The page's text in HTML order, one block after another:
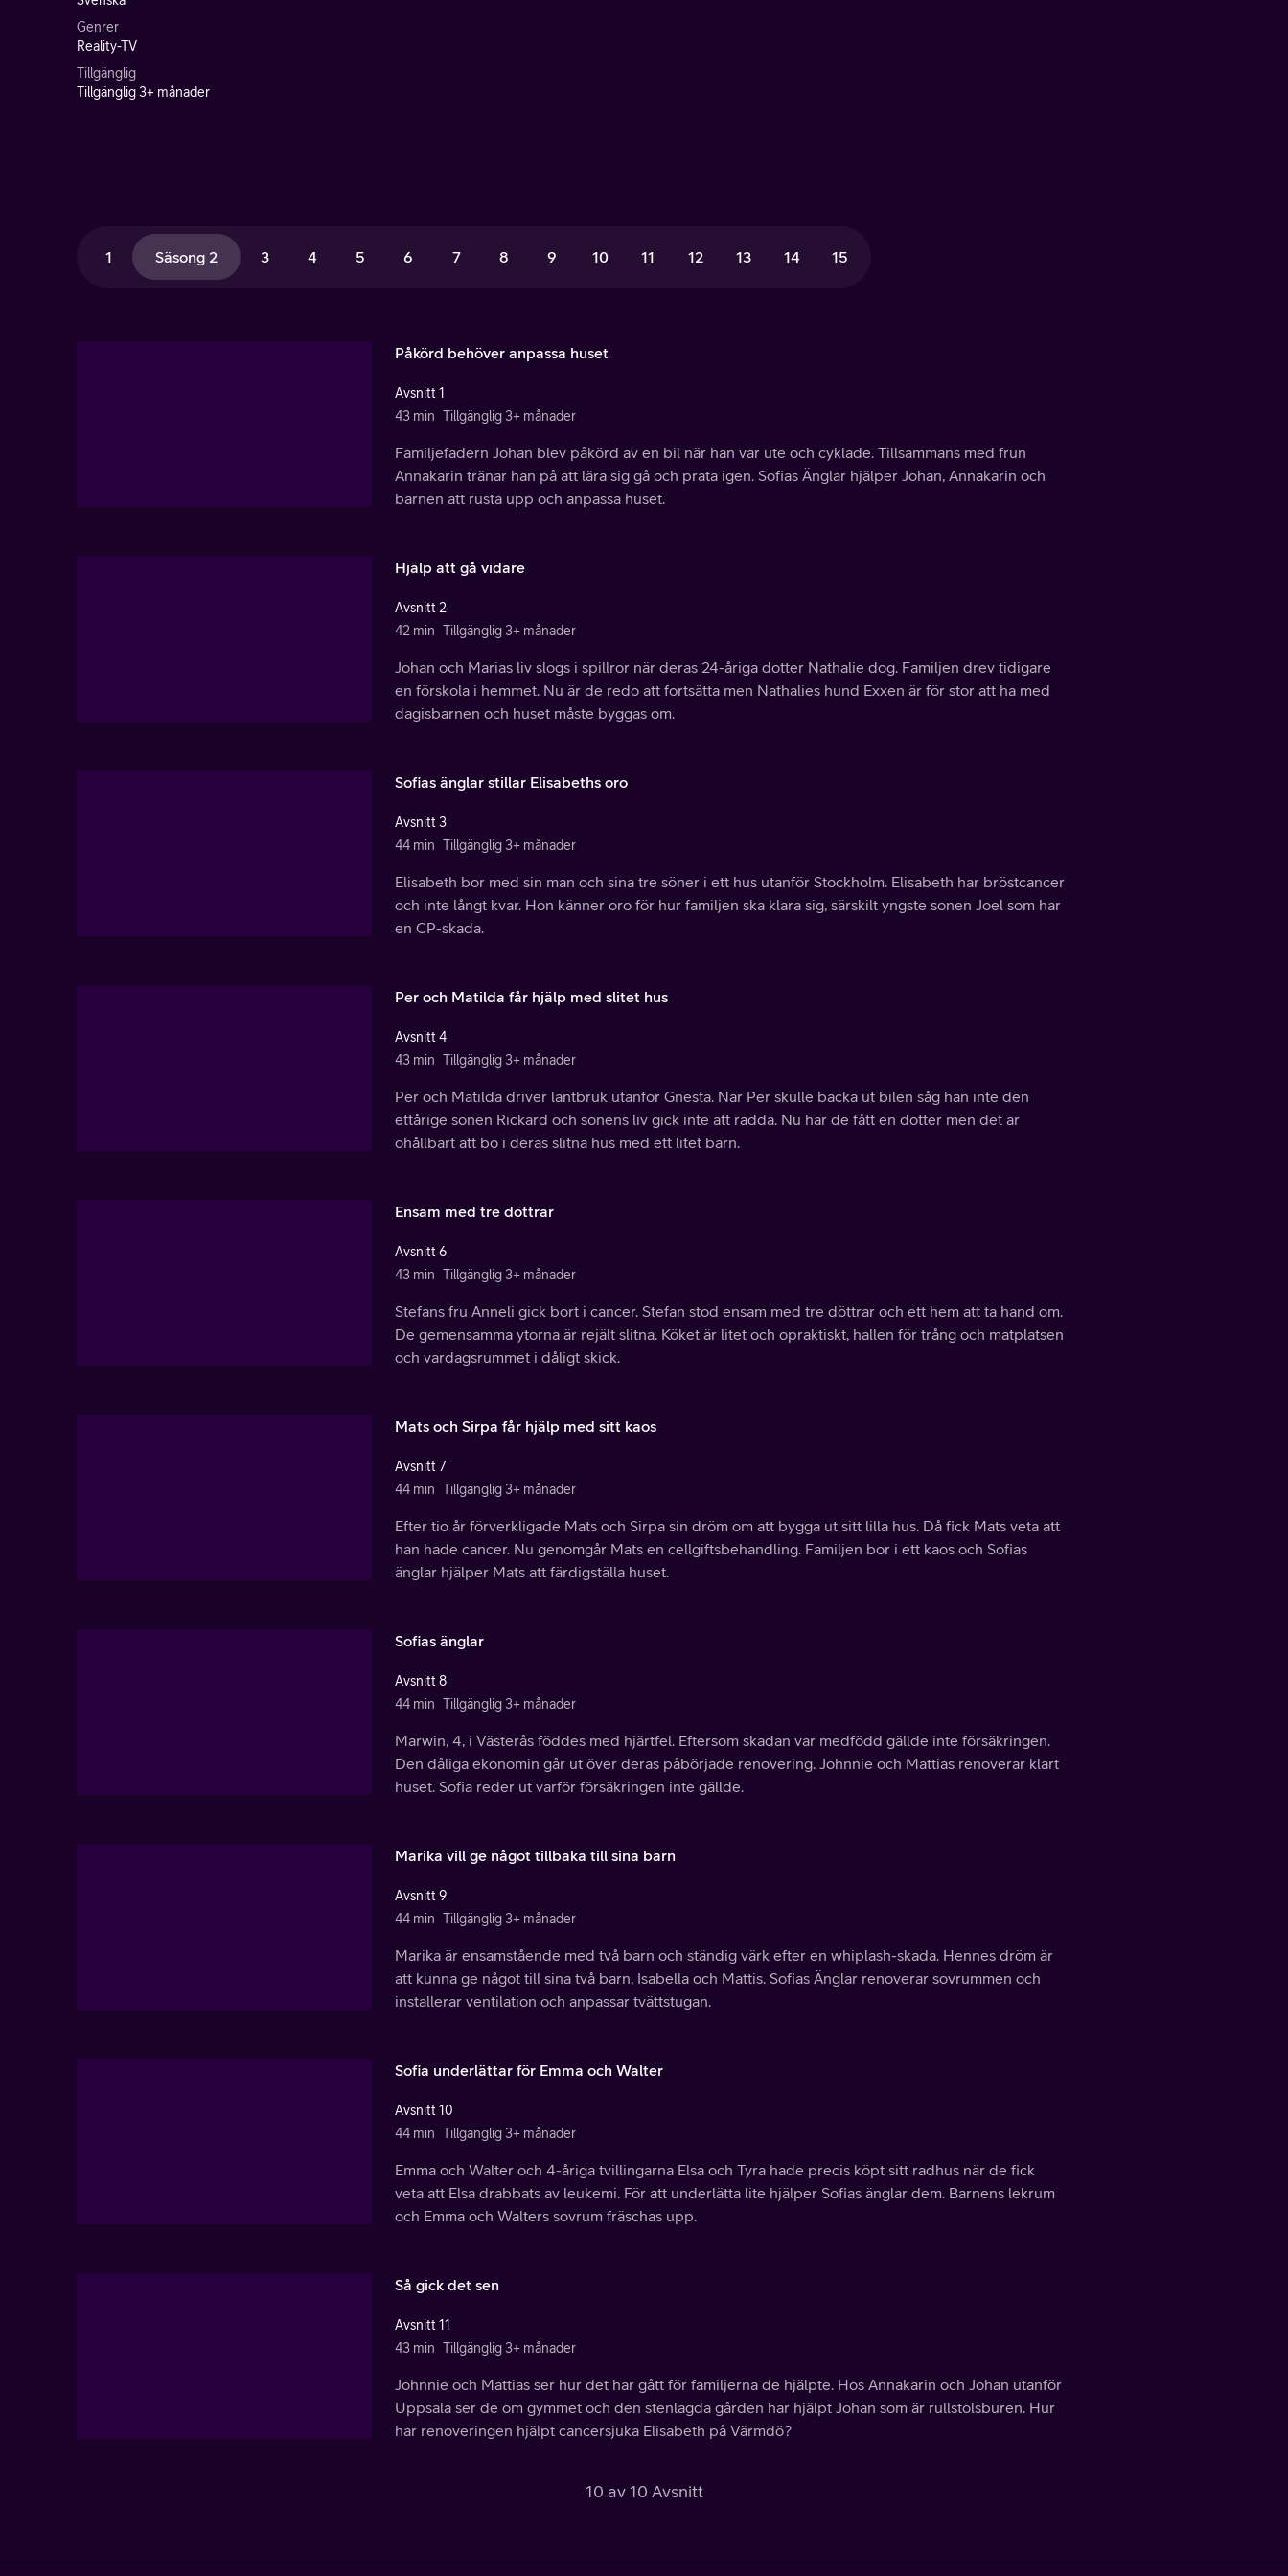
Genrer
Reality-TV
Tillgänglig
Tillgänglig 3+ månader
1 Säsong 2 3 4 5 6 7 8 9 10 11 12 13 14 15
Påkörd behöver anpassa huset
Avsnitt 1
43 min Tillgänglig 3+ månader
Familjefadern Johan blev påkörd av en bil när han var ute och cyklade. Tillsammans med frun
Annakarin tränar han på att lära sig gå och prata igen. Sofias Änglar hjälper Johan, Annakarin och
barnen att rusta upp och anpassa huset.
Hjälp att gå vidare
Avsnitt 2
42 min Tillgänglig 3+ månader
Johan och Marias liv slogs i spillror när deras 24-åriga dotter Nathalie dog. Familjen drev tidigare
en förskola i hemmet. Nu är de redo att fortsätta men Nathalies hund Exxen är för stor att ha med
dagisbarnen och huset måste byggas om.
Sofias änglar stillar Elisabeths oro
Avsnitt 3
44 min Tillgänglig 3+ månader
Elisabeth bor med sin man och sina tre söner i ett hus utanför Stockholm. Elisabeth har bröstcancer
och inte långt kvar. Hon känner oro för hur familjen ska klara sig, särskilt yngste sonen Joel som har
en CP-skada.
Per och Matilda får hjälp med slitet hus
Avsnitt 4
43 min Tillgänglig 3+ månader
Per och Matilda driver lantbruk utanför Gnesta. När Per skulle backa ut bilen såg han inte den
ettårige sonen Rickard och sonens liv gick inte att rädda. Nu har de fått en dotter men det är
ohållbart att bo i deras slitna hus med ett litet barn.
Ensam med tre döttrar
Avsnitt 6
43 min Tillgänglig 3+ månader
Stefans fru Anneli gick bort i cancer. Stefan stod ensam med tre döttrar och ett hem att ta hand om.
De gemensamma ytorna är rejält slitna. Köket är litet och opraktiskt, hallen för trång och matplatsen
och vardagsrummet i dåligt skick.
Mats och Sirpa får hjälp med sitt kaos
Avsnitt 7
44 min Tillgänglig 3+ månader
Efter tio år förverkligade Mats och Sirpa sin dröm om att bygga ut sitt lilla hus. Då fick Mats veta att
han hade cancer. Nu genomgår Mats en cellgiftsbehandling. Familjen bor i ett kaos och Sofias
änglar hjälper Mats att färdigställa huset.
Sofias änglar
Avsnitt 8
44 min Tillgänglig 3+ månader
Marwin, 4, i Västerås föddes med hjärtfel. Eftersom skadan var medfödd gällde inte försäkringen.
Den dåliga ekonomin går ut över deras påbörjade renovering. Johnnie och Mattias renoverar klart
huset. Sofia reder ut varför försäkringen inte gällde.
Marika vill ge något tillbaka till sina barn
Avsnitt 9
44 min Tillgänglig 3+ månader
Marika är ensamstående med två barn och ständig värk efter en whiplash-skada. Hennes dröm är
att kunna ge något till sina två barn, Isabella och Mattis. Sofias Änglar renoverar sovrummen och
installerar ventilation och anpassar tvättstugan.
Sofia underlättar för Emma och Walter
Avsnitt 10
44 min Tillgänglig 3+ månader
Emma och Walter och 4-åriga tvillingarna Elsa och Tyra hade precis köpt sitt radhus när de fick
veta att Elsa drabbats av leukemi. För att underlätta lite hjälper Sofias änglar dem. Barnens lekrum
och Emma och Walters sovrum fräschas upp.
Så gick det sen
Avsnitt 11
43 min Tillgänglig 3+ månader
Johnnie och Mattias ser hur det har gått för familjerna de hjälpte. Hos Annakarin och Johan utanför
Uppsala ser de om gymmet och den stenlagda gården har hjälpt Johan som är rullstolsburen. Hur
har renoveringen hjälpt cancersjuka Elisabeth på Värmdö?
10 av 10 Avsnitt